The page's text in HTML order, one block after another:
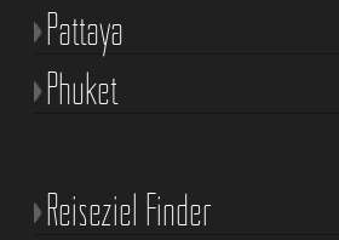
Pattaya
Phuket
Reiseziel Finder